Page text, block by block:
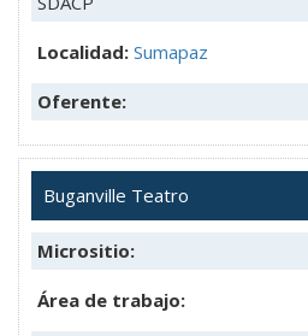
Localidad: Sumapaz
Oferente:
Buganville Teatro
Micrositio:
Área de trabajo: